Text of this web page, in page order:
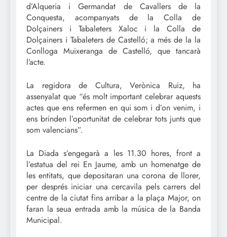
d’Alqueria i Germandat de Cavallers de la
Conquesta, acompanyats de la Colla de
Dolçainers i Tabaleters Xaloc i la Colla de
Dolçainers i Tabaleters de Castelló; a més de la la
Conlloga Muixeranga de Castelló, que tancarà
l’acte.
La regidora de Cultura, Verònica Ruiz, ha
assenyalat que “és molt important celebrar aquests
actes que ens refermen en qui som i d’on venim, i
ens brinden l’oportunitat de celebrar tots junts que
som valencians”.
La Diada s’engegarà a les 11.30 hores, front a
l’estatua del rei En Jaume, amb un homenatge de
les entitats, que depositaran una corona de llorer,
per després iniciar una cercavila pels carrers del
centre de la ciutat fins arribar a la plaça Major, on
faran la seua entrada amb la música de la Banda
Municipal.